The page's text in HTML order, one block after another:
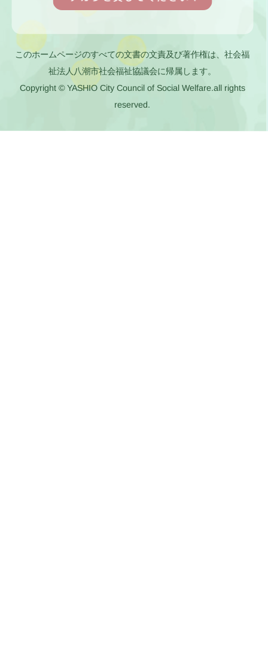
このホームページのすべての文書の文責及び著作権は、社会福
祉法人八潮市社会福祉協議会に帰属します。
Copyright © YASHIO City Council of Social Welfare.all rights
reserved.